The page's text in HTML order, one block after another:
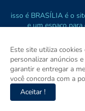
isso é BRASÍLIA é o
e um espaço
são política,
Este site utiliza
personalizar anúncios
garantir e entregar a
você concorda com a
Aceitar !